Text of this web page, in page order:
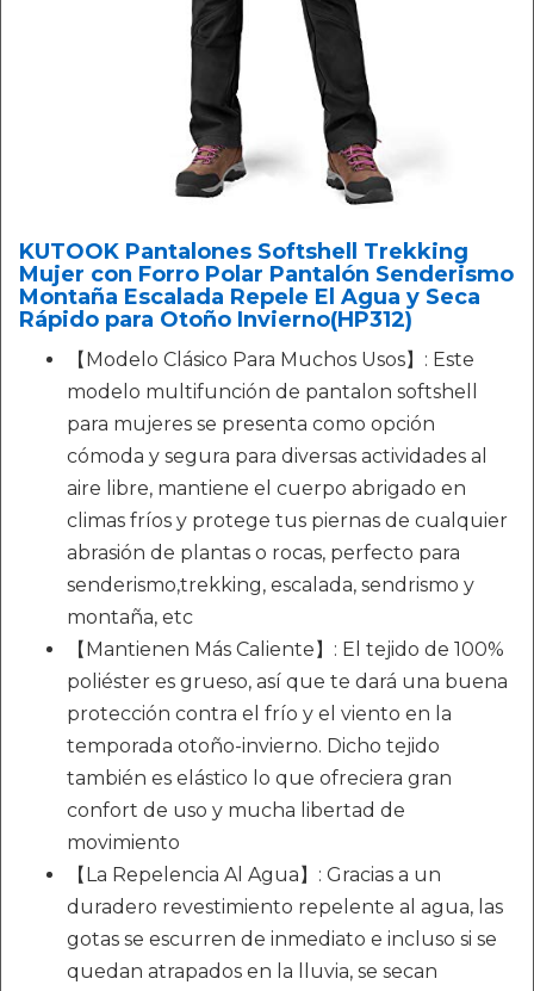
KUTOOK Pantalones Softshell Trekking
Mujer con Forro Polar Pantalón Senderismo
Montaña Escalada Repele El Agua y Seca
Rápido para Otoño Invierno(HP312)
【Modelo Clásico Para Muchos Usos】: Este
modelo multifunción de pantalon softshell
para mujeres se presenta como opción
cómoda y segura para diversas actividades al
aire libre, mantiene el cuerpo abrigado en
climas fríos y protege tus piernas de cualquier
abrasión de plantas o rocas, perfecto para
senderismo,trekking, escalada, sendrismo y
montaña, etc
【Mantienen Más Caliente】: El tejido de 100%
poliéster es grueso, así que te dará una buena
protección contra el frío y el viento en la
temporada otoño-invierno. Dicho tejido
también es elástico lo que ofreciera gran
confort de uso y mucha libertad de
movimiento
【La Repelencia Al Agua】: Gracias a un
duradero revestimiento repelente al agua, las
gotas se escurren de inmediato e incluso si se
quedan atrapados en la lluvia, se secan